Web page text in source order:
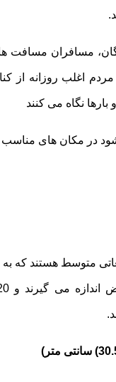
مسافران مسافت
اغلب روزانه از
بارها نگاه می کنند
در مکان های مناسب